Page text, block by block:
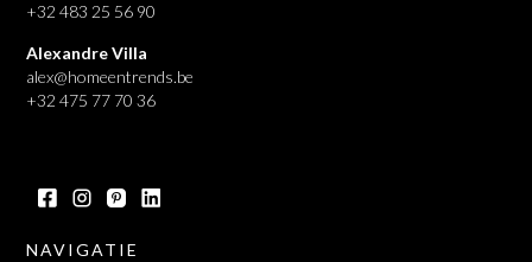
+32 483 25 56 90
Alexandre Villa
alex@homeentrends.be
+32 475 77 70 36
NAVIGATIE